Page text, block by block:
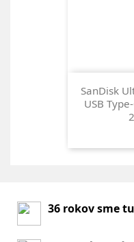
SanDisk
USB
36 rokov sme